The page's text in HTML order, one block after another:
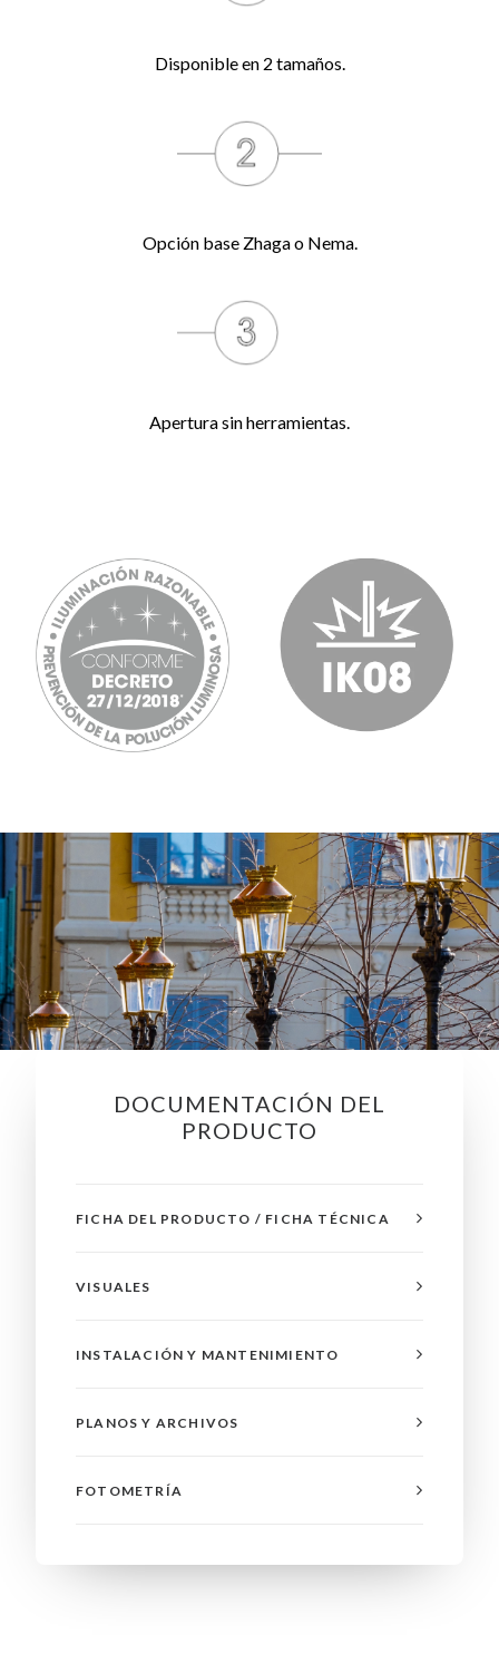
Disponible en 2 tamaños.
Opción base Zhaga o Nema.
Apertura sin herramientas.
DOCUMENTACIÓN DEL
PRODUCTO
FICHA DEL PRODUCTO / FICHA TÉCNICA
VISUALES
INSTALACIÓN Y MANTENIMIENTO
PLANOS Y ARCHIVOS
FOTOMETRÍA